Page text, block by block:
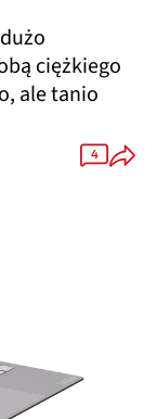
ciężkiego
ale tanio
4